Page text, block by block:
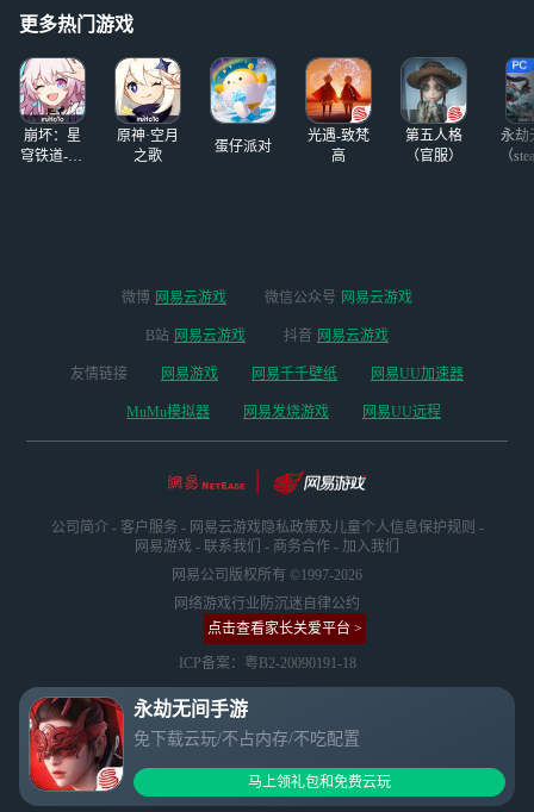
永劫无间手游
免下载云玩/不占内存/不吃配置
马上领礼包和免费云玩
公测。公测后，玩
家将有机
你是否因设备配置
犹豫？现在，通过
网易云游戏，无需
高配设备、免下载
安装，即可随时随
地畅玩《永劫无
径教程吧！
更多热门游戏
崩坏：星
穹铁道-4.4
原神·空月
之歌
蛋仔派对
光遇-致梵
高
第五人格
（官服）
永劫
（
微博 网易云游戏 微信公众号 网易云游戏
B站 网易云游戏 抖音 网易云游戏
友情链接 网易游戏 网易千千壁纸 网易UU加速器
MuMu模拟器 网易发烧游戏 网易UU远程
公司简介 - 客户服务 - 网易云游戏隐私政策及儿童个人信息保护规则 -
网易游戏 - 联系我们 - 商务合作 - 加入我们
网易公司版权所有 ©1997-2026
网络游戏行业防沉迷自律公约
点击查看家长关爱平台 >
ICP备案：粤B2-20090191-18